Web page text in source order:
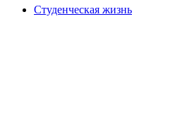
Студенческая жизнь